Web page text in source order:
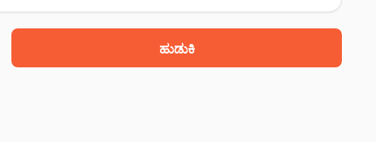
ಹುಡುಕಿ